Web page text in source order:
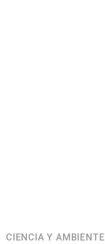
CIENCIA Y AMBIENTE